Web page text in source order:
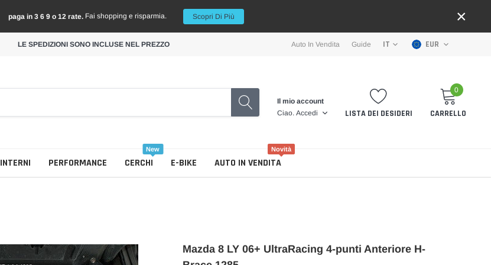
paga in 3 6 9 o 12 rate. Fai shopping e risparmia. Scopri Di Più ×
LE SPEDIZIONI SONO INCLUSE NEL PREZZO Auto In Vendita Guide IT EUR
Il mio account
Ciao. Accedi LISTA DEI DESIDERI
0
CARRELLO
INTERNI PERFORMANCE
Collettore Scarico
CERCHI
New
Cerchi Colorati
E-BIKE AUTO IN VENDITA
Novità
Mazda 8 LY 06+ UltraRacing 4-punti Anteriore H-